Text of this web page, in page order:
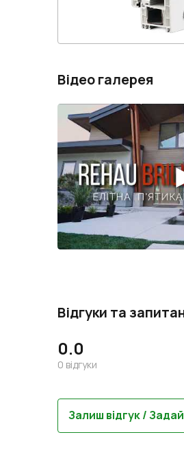
Відео галерея
Відгуки та
0.0
0 відгуки
Залиш відгук /